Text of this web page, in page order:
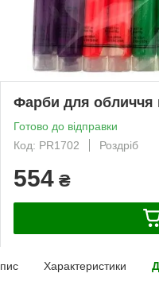
Фарби для обличчя
Готово до відправки
Код: PR1702
Роздріб
554 ₴
Характеристики